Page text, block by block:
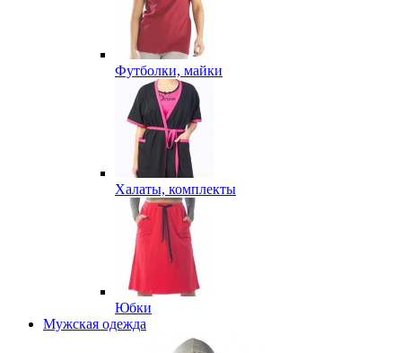
Футболки, майки
Халаты, комплекты
Юбки
Мужская одежда